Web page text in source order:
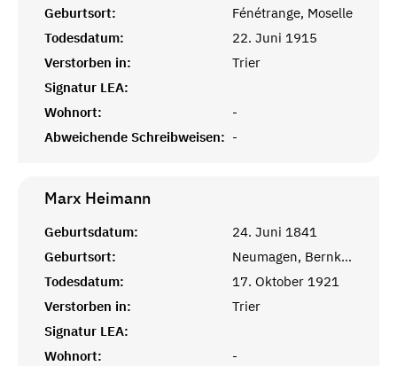
Geburtsort:
Fénétrange, Moselle
Todesdatum:
22. Juni 1915
Verstorben in:
Trier
Signatur LEA:
Wohnort:
-
Abweichende Schreibweisen: -
Marx Heimann
Geburtsdatum:
24. Juni 1841
Geburtsort:
Neumagen, Bernkastel
Todesdatum:
17. Oktober 1921
Verstorben in:
Trier
Signatur LEA:
Wohnort:
-